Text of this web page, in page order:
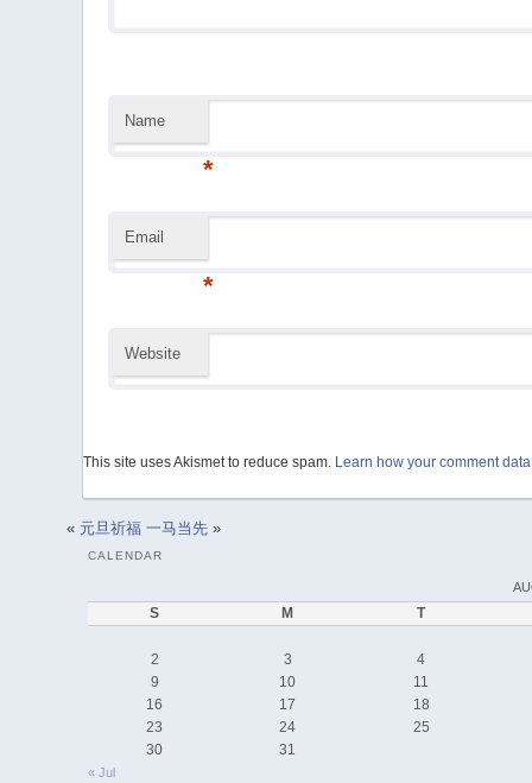
Name
*
Email
*
Website
This site uses Akismet to reduce spam. Learn how your comment
« 元旦祈福 一马当先»
CALENDAR
S M T
2 3
4
9
10
11
16
17
18
23
24
25
30
31
« Jul